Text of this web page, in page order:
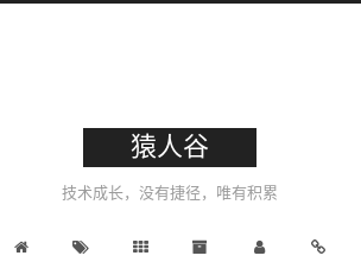
猿人谷
技术成长，没有捷径，唯有积累